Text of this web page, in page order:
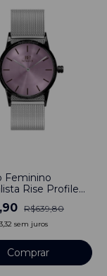
Feminino
Rise Profile
De Aço
Aço
banhado a
R$639,80
sem juros
Comprar